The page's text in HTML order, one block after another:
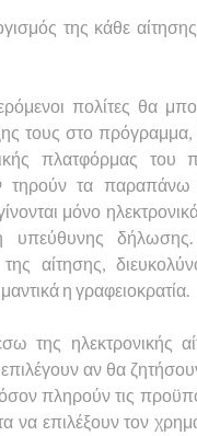
της κάθε
πολίτες θα
τους στο πρόγραμμα,
πλατφόρμας
τηρούν τα παραπάνω
μόνο
υπεύθυνης
της αίτησης,
η γραφειοκρατία.
της ηλεκτρονικής
αν θα
πληρούν τις
να επιλέξουν τον